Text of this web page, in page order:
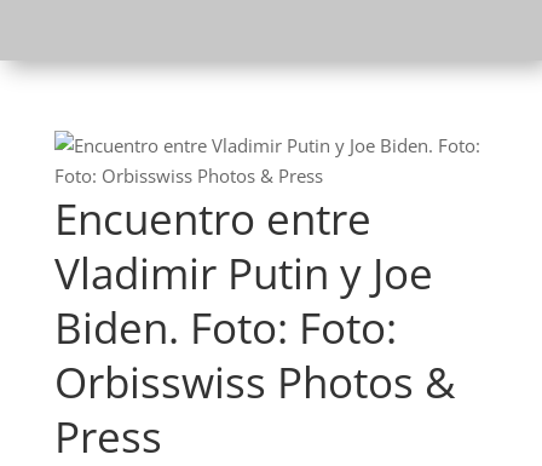
Encuentro entre
Vladimir Putin y Joe
Biden. Foto: Foto:
Orbisswiss Photos &
Press